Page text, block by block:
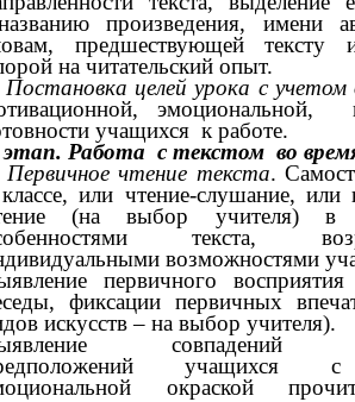
произведения, имени
предшествующей
на читательский опыт.
Постановка целей урока с
эмоциональной,
учащихся к работе.
Работа с текстом во
Первичное чтение текста.
или чтение-слушание, или
(на выбор учителя) в
текста,
возможностями
первичного
фиксации первичных
искусств – на выбор учителя).
совпадений
учащихся с
окраской